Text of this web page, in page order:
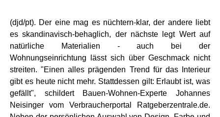
(djd/pt). Der eine mag es nüchtern-klar, der andere liebt
es skandinavisch-behaglich, der nächste legt Wert auf
natürliche Materialien - auch bei der
Wohnungseinrichtung lässt sich über Geschmack nicht
streiten. "Einen alles prägenden Trend für das Interieur
gibt es heute nicht mehr. Stattdessen gilt: Erlaubt ist, was
gefällt", schildert Bauen-Wohnen-Experte Johannes
Neisinger vom Verbraucherportal Ratgeberzentrale.de.